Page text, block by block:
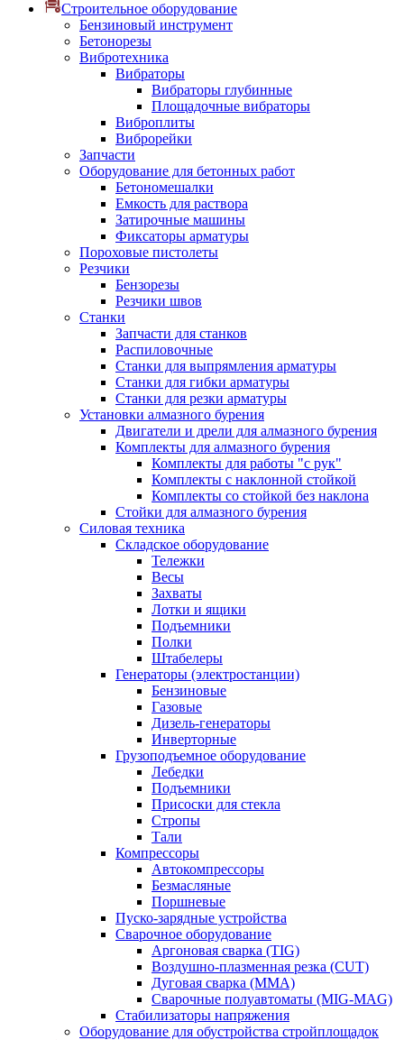
Строительное оборудование
Бензиновый инструмент
Бетонорезы
Вибротехника
Вибраторы
Вибраторы глубинные
Площадочные вибраторы
Виброплиты
Виброрейки
Запчасти
Оборудование для бетонных работ
Бетономешалки
Емкость для раствора
Затирочные машины
Фиксаторы арматуры
Пороховые пистолеты
Резчики
Бензорезы
Резчики швов
Станки
Запчасти для станков
Распиловочные
Станки для выпрямления арматуры
Станки для гибки арматуры
Станки для резки арматуры
Установки алмазного бурения
Двигатели и дрели для алмазного бурения
Комплекты для алмазного бурения
Комплекты для работы "с рук"
Комплекты с наклонной стойкой
Комплекты со стойкой без наклона
Стойки для алмазного бурения
Силовая техника
Складское оборудование
Тележки
Весы
Захваты
Лотки и ящики
Подъемники
Полки
Штабелеры
Генераторы (электростанции)
Бензиновые
Газовые
Дизель-генераторы
Инверторные
Грузоподъемное оборудование
Лебедки
Подъемники
Присоски для стекла
Стропы
Тали
Компрессоры
Автокомпрессоры
Безмасляные
Поршневые
Пуско-зарядные устройства
Сварочное оборудование
Аргоновая сварка (TIG)
Воздушно-плазменная резка (CUT)
Дуговая сварка (ММА)
Сварочные полуавтоматы (MIG-MAG)
Стабилизаторы напряжения
Оборудование для обустройства стройплощадок